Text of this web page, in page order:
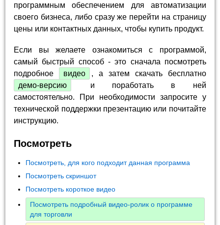
программным обеспечением для автоматизации
своего бизнеса, либо сразу же перейти на страницу
цены или контактных данных, чтобы купить продукт.
Если вы желаете ознакомиться с программой,
самый быстрый способ - это сначала посмотреть
подробное
видео
, а затем скачать бесплатно
демо-версию
и поработать в ней
самостоятельно. При необходимости запросите у
технической поддержки презентацию или почитайте
инструкцию.
Посмотреть
Посмотреть, для кого подходит данная программа
Посмотреть скриншот
Посмотреть короткое видео
Посмотреть подробный видео-ролик о программе
для торговли